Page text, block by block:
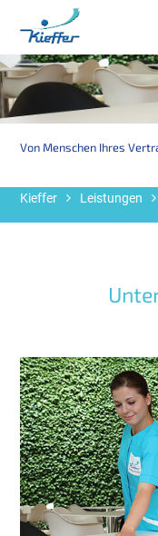
Von Menschen Ihres
Kieffer Leistungen